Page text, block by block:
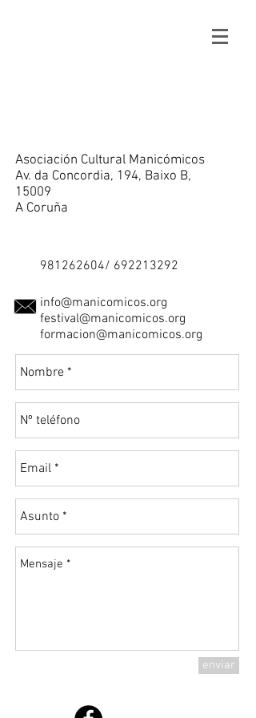
Asociación Cultural Manicómicos
Av. da Concordia, 194, Baixo B,
15009
A Coruña
981262604/ 692213292
info@manicomicos.org
festival@manicomicos.org
formacion@manicomicos.org
enviar